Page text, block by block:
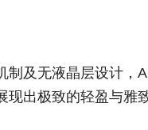
制及无液晶层设计，
现出极致的轻盈与雅